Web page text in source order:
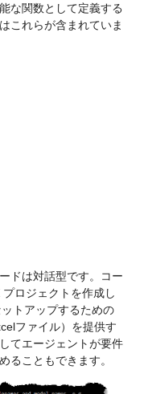
な関数として定義する
これらが含まれていま
ドは対話型です。コー
ロジェクトを作成し
トアップするための
ファイル）を提供す
てエージェントが要件
ることもできます。